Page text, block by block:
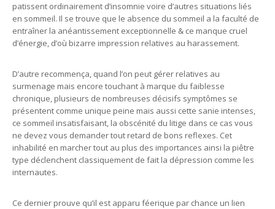
patissent ordinairement d’insomnie voire d’autres situations liés
en sommeil. Il se trouve que le absence du sommeil a la faculté de
entraîner la anéantissement exceptionnelle & ce manque cruel
d’énergie, d’où bizarre impression relatives au harassement.
D’autre recommença, quand l’on peut gérer relatives au
surmenage mais encore touchant à marque du faiblesse
chronique, plusieurs de nombreuses décisifs symptômes se
présentent comme unique peine mais aussi cette sanie intenses,
ce sommeil insatisfaisant, la obscénité du litige dans ce cas vous
ne devez vous demander tout retard de bons reflexes. Cet
inhabilité en marcher tout au plus des importances ainsi la piêtre
type déclenchent classiquement de fait la dépression comme les
internautes.
Ce dernier prouve qu’il est apparu féerique par chance un lien